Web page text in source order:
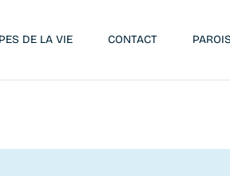
DE LA VIE CONTACT